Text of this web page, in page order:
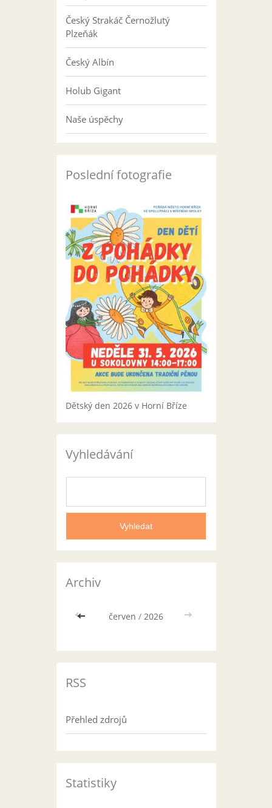
Český Strakáč Černožlutý
Plzeňák
Český Albín
Holub Gigant
Naše úspěchy
Poslední fotografie
Dětský den 2026 v Horní Bříze
Vyhledávání
Archiv
<< červen / 2026 >>
RSS
Přehled zdrojů
Statistiky